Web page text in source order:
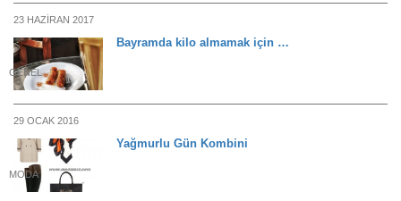
23 HAZIRAN 2017
GENEL
Bayramda kilo almamak için …
29 OCAK 2016
MODA
Yağmurlu Gün Kombini